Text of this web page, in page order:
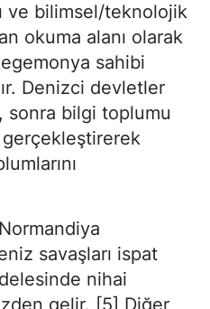
ve bilimsel/teknolojik
okuma alanı olarak
sahibi
Denizci devletler
sonra bilgi toplumu
gerçekleştirerek
savaşları ispat
nihai
gelir. [5] Diğer